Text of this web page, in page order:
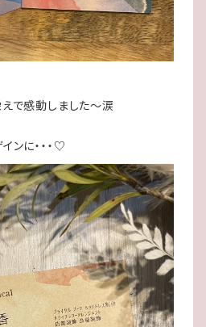
で感動しました〜涙
ンに・・・♡